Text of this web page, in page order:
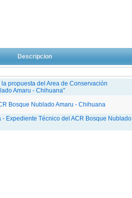
Descripcion
propuesta del Area de Conservación
Amaru - Chihuana"
Bosque Nublado Amaru - Chihuana
- Expediente Técnico del ACR Bosque Nublado